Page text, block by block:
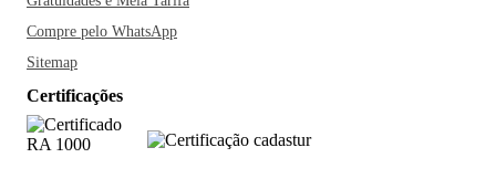
Compre pelo WhatsApp
Sitemap
Certificações